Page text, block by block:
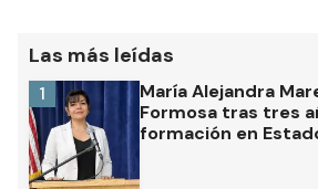
Las más leídas
María Alejandra
Formosa tras tres
formación en
1